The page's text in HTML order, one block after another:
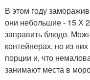
В этом году
они небольшие - 15 Х
заправить блюдо.
контейнерах, но из
порции и, что
занимают места в